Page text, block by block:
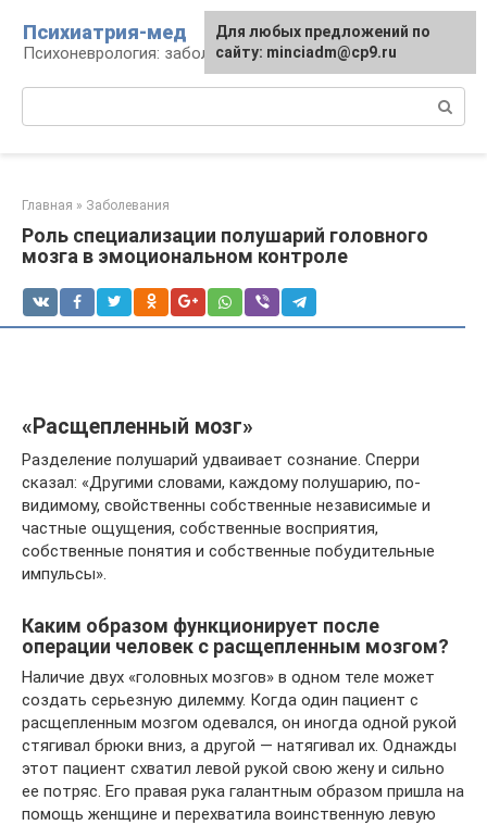
контенту
Психиатрия-мед
Психоневрология: заболевания и терапия
Главная » Заболевания
Роль специализации полушарий головного
мозга в эмоциональном контроле
«Расщепленный мозг»
Разделение полушарий удваивает сознание. Сперри
сказал: «Другими словами, каждому полушарию, по-
видимому, свойственны собственные независимые и
частные ощущения, собственные восприятия,
собственные понятия и собственные побудительные
импульсы».
Каким образом функционирует после
операции человек с расщепленным мозгом?
Наличие двух «головных мозгов» в одном теле может
создать серьезную дилемму. Когда один пациент с
расщепленным мозгом одевался, он иногда одной рукой
стягивал брюки вниз, а другой — натягивал их. Однажды
этот пациент схватил левой рукой свою жену и сильно
ее потряс. Его правая рука галантным образом пришла на
помощь женщине и перехватила воинственную левую
Для любых предложений по
сайту: minciadm@cp9.ru